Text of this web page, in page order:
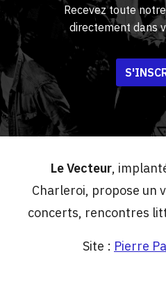
Recevez toute
directement dans
Le Vecteur,
Charleroi, propose un
concerts, rencontres
Site : Pierre